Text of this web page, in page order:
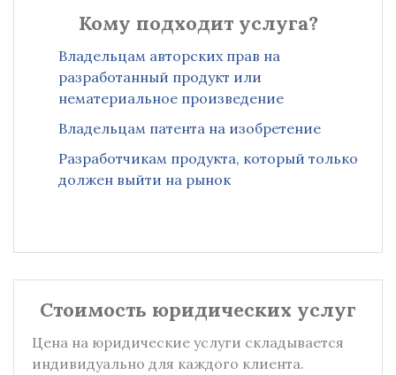
Кому подходит услуга?
Владельцам авторских прав на
разработанный продукт или
нематериальное произведение
Владельцам патента на изобретение
Разработчикам продукта, который только
должен выйти на рынок
Стоимость юридических услуг
Цена на юридические услуги складывается
индивидуально для каждого клиента.